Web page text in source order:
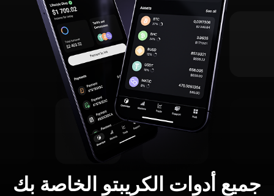
جميع أدوات الكريبتو الخاصة بك